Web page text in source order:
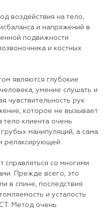
воздействия на тело,
и напряжений в
подвижности
и костных
глубокие
умение слушать и
чувствительность рук
которое не вызывает
тело клиента очень
манипуляций, а сама
релаксирующей.
со многими
Прежде всего, это
в спине, последствия
и усталость
Метод очень